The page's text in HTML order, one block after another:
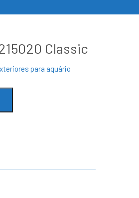
Classic
para aquário